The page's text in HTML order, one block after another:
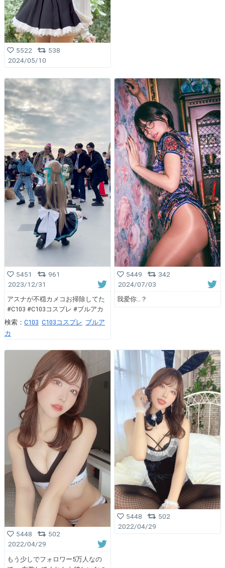
5522
538
2024/05/10
5451
961
2023/12/31
アスナが不穏カメコお掃除してた
#C103 #C103コスプレ #ブルアカ
検索： C103 C103コスプレ ブルア
カ
5449
342
2024/07/03
我爱你…？
5448
502
2022/04/29
もう少しでフォロワー5万人なの
5448
502
2022/04/29